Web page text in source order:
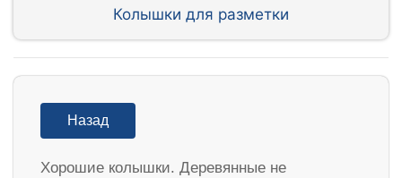
Колышки для разметки
Назад
Хорошие колышки. Деревянные не